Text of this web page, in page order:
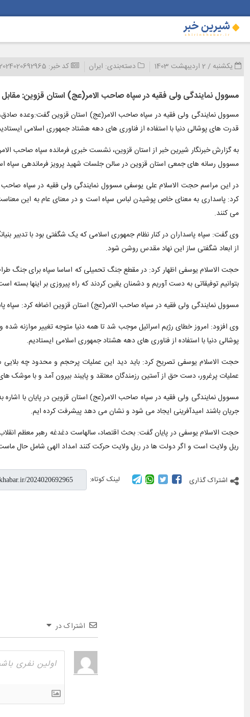
یکشنبه / 2 اردیبهشت 1403 دسته‌بندی: ایران کد خبر:
مسوول نمایندگی ولی فقیه در سپاه صاحب الامر(عج) استان قزوین:
مسوول نمایندگی ولی فقیه در سپاه صاحب الامر(عج) استان قزوین گفت:وعده
قدرت های پوشالی دنیا با استفاده از فناوری های دهه هشتاد جمهوری اسلامی
به گزارش خبرنگار شیرین خبر از استان قزوین، نشست خبری فرمانده سپاه صاحب
مسوول رسانه های جمعی استان قزوین در سالن جلسات شهید پرویز فرماندهی سپاه
در این مراسم حجت الاسلام علی یوسفی مسوول نمایندگی ولی فقیه در سپاه صاحب
کرد: پاسداری به معنای خاص پوشیدن لباس سپاه است و در معنای عام به این
می کنند.
از ابعاد شگفتی ساز این نهاد مقدس روشن شود.
حجت الاسلام یوسفی اظهار کرد: در مقطع جنگ تحمیلی که اساسا سپاه برای جنگ
بتوانیم توفیقاتی به دست آوریم و دشمنان یقین کردند که راه پیروزی بر اینها بسته
مسوول نمایندگی ولی فقیه در سپاه صاحب الامر(عج) استان قزوین اضافه کرد:
وی افزود: امروز خطای رژیم اسرائیل موجب شد تا همه دنیا متوجه تغییر موازنه
پوشالی دنیا با استفاده از فناوری های دهه هشتاد جمهوری اسلامی ایستادیم.
حجت الاسلام یوسفی تصریح کرد: باید دید این عملیات پرحجم و محدود چه
عملیات پرغرور، دست حق از آستین رزمندگان معتقد و پایبند بیرون آمد و با موشک
مسوول نمایندگی ولی فقیه در سپاه صاحب الامر(عج) استان قزوین در پایان با
جریان باشند امیدآفرینی ایجاد می شود و نشان می دهد پیشرفت کرده ایم.
حجت الاسلام یوسفی در پایان گفت: بحث اقتصاد، سالهاست دغدغه رهبر معظم
ریل ولایت است و اگر دولت ها در ریل ولایت حرکت کنند امداد الهی شامل حال
اشتراک گذاری لینک کوتاه:
اشتراک در